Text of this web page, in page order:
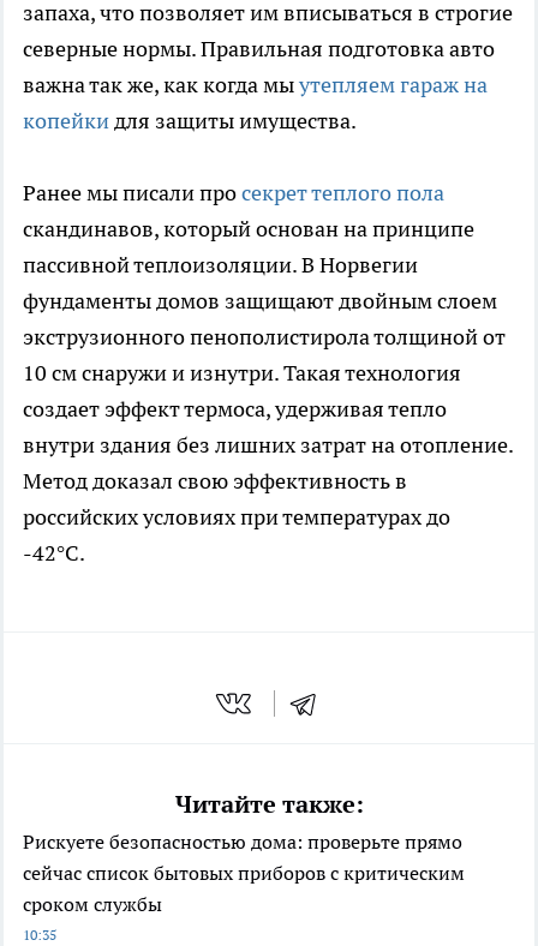
запаха, что позволяет им вписываться в строгие
северные нормы. Правильная подготовка авто
важна так же, как когда мыутепляем гараж на
копейкидля защиты имущества.
Ранее мы писали просекрет теплого пола
скандинавов, который основан на принципе
пассивной теплоизоляции. В Норвегии
фундаменты домов защищают двойным слоем
экструзионного пенополистирола толщиной от
10 см снаружи и изнутри. Такая технология
создает эффект термоса, удерживая тепло
внутри здания без лишних затрат на отопление.
Метод доказал свою эффективность в
российских условиях при температурах до
-42°C.
Читайте также:
Рискуете безопасностью дома: проверьте прямо
сейчас список бытовых приборов с критическим
сроком службы
10:35